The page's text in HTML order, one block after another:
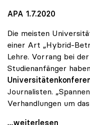
APA 1.7.2020
Die meisten
einer Art „Hybrid-
Lehre. Vorrang bei
Studienanfänger
Journalisten.
Verhandlungen um
Unis: Ab Herbst
...weiterlesen